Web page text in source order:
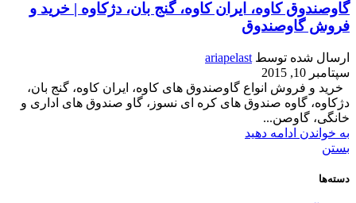
گاوصندوق کاوه، ایران کاوه، گنج بان، دژکاوه | خرید و
فروش گاوصندوق
ارسال شده توسط ariapelast
سپتامبر 10, 2015
خرید و فروش انواع گاوصندوق های کاوه، ایران کاوه، گنج بان،
دژکاوه، گاوه صندوق های کره ای نسوز، گاو صندوق های اداری و
خانگی، گاوصن...
به خواندن ادامه دهید
بستن
دسته‌ها